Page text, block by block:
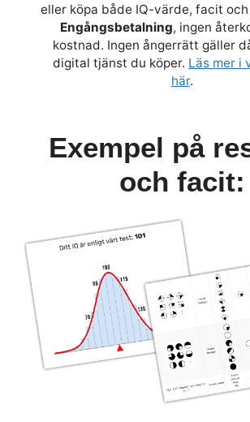
eller köpa både IQ-värde, facit
Engångsbetalning, ingen
kostnad. Ingen ångerrätt gäller
digital tjänst du köper. Läs mer i
här.
Exempel på
och facit: